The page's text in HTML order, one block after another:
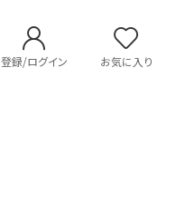
登録/ログイン お気に入り